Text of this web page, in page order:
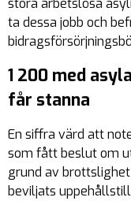
stora arbetslösa
ta dessa jobb och
1 200 med
får stanna
En siffra värd att
som fått beslut om
grund av
beviljats